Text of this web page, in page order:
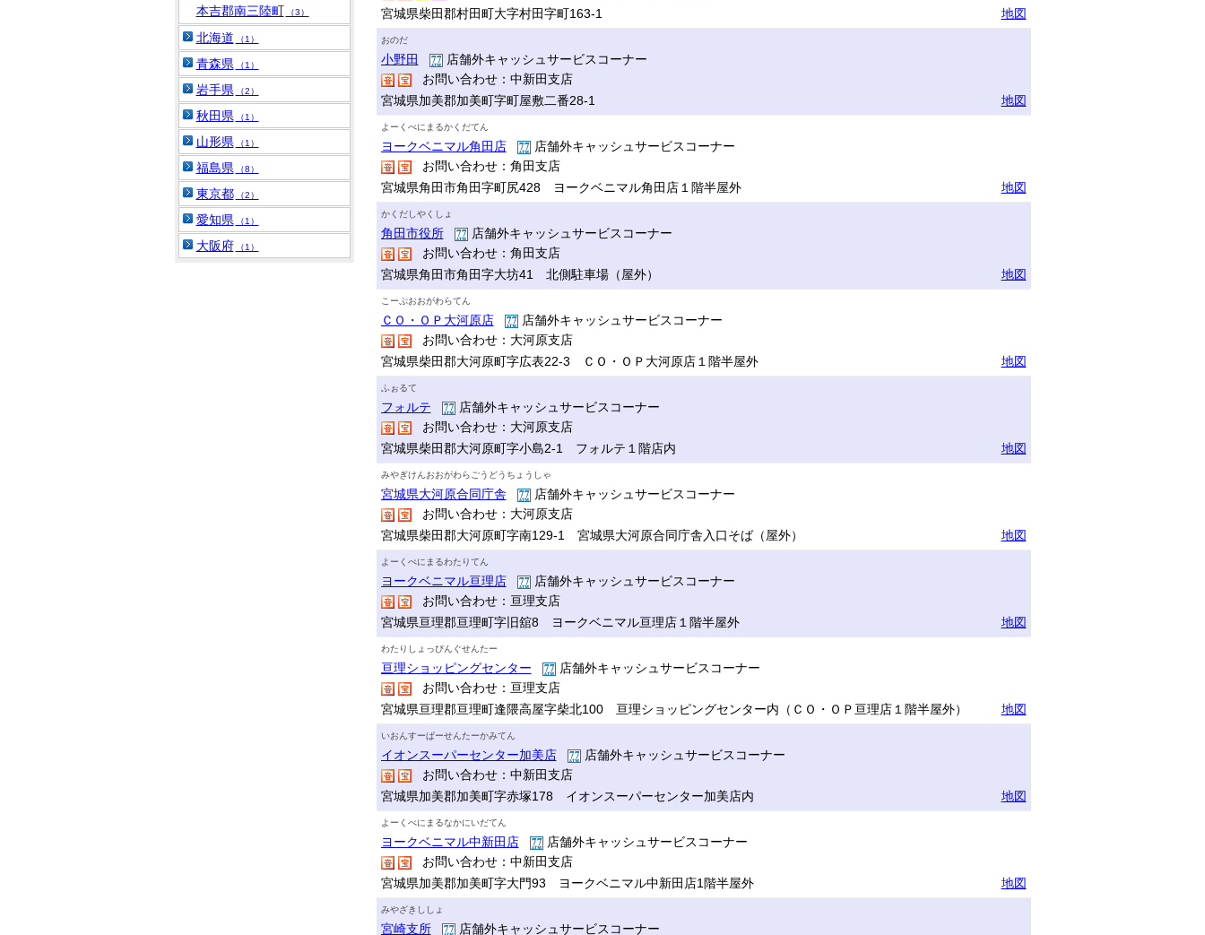
宮城県柴田郡村田町大字村田字町163-1
地図
おのだ
小野田
店舗外キャッシュサービスコーナー
お問い合わせ：中新田支店
宮城県加美郡加美町字町屋敷二番28-1
地図
よーくべにまるかくだてん
ヨークベニマル角田店
店舗外キャッシュサービスコーナー
お問い合わせ：角田支店
宮城県角田市角田字町尻428 ヨークベニマル角田店１階半屋外
地図
かくだしやくしょ
角田市役所
店舗外キャッシュサービスコーナー
お問い合わせ：角田支店
宮城県角田市角田字大坊41 北側駐車場（屋外）
地図
こーぷおおがわらてん
ＣＯ・ＯＰ大河原店
店舗外キャッシュサービスコーナー
お問い合わせ：大河原支店
宮城県柴田郡大河原町字広表22-3 ＣＯ・ＯＰ大河原店１階半屋外
地図
ふぉるて
フォルテ
店舗外キャッシュサービスコーナー
お問い合わせ：大河原支店
宮城県柴田郡大河原町字小島2-1 フォルテ１階店内
地図
みやぎけんおおがわらごうどうちょうしゃ
宮城県大河原合同庁舎
店舗外キャッシュサービスコーナー
お問い合わせ：大河原支店
宮城県柴田郡大河原町字南129-1 宮城県大河原合同庁舎入口そば（屋外）
地図
よーくべにまるわたりてん
ヨークベニマル亘理店
店舗外キャッシュサービスコーナー
お問い合わせ：亘理支店
宮城県亘理郡亘理町字旧舘8 ヨークベニマル亘理店１階半屋外
地図
わたりしょっぴんぐせんたー
亘理ショッピングセンター
店舗外キャッシュサービスコーナー
お問い合わせ：亘理支店
宮城県亘理郡亘理町逢隈高屋字柴北100 亘理ショッピングセンター内（ＣＯ・ＯＰ亘理店１階半屋外）
地図
いおんすーぱーせんたーかみてん
イオンスーパーセンター加美店
店舗外キャッシュサービスコーナー
お問い合わせ：中新田支店
宮城県加美郡加美町字赤塚178 イオンスーパーセンター加美店内
地図
よーくべにまるなかにいだてん
ヨークベニマル中新田店
店舗外キャッシュサービスコーナー
お問い合わせ：中新田支店
宮城県加美郡加美町字大門93 ヨークベニマル中新田店1階半屋外
地図
みやざきししょ
宮崎支所 店舗外キャッシュサービスコーナー
本吉郡南三陸町 （3）
北海道 （1）
青森県 （1）
岩手県 （2）
秋田県 （1）
山形県 （1）
福島県 （8）
東京都 （2）
愛知県 （1）
大阪府 （1）